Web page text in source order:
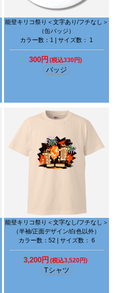
能登キリコ祭り＜文字あり/フチなし＞
（缶バッジ）
カラー数：1 | サイズ数： 1
300円 (税込330円)
バッジ
能登キリコ祭り＜文字なし/フチなし＞
（半袖/正面デザイン/白色以外）
カラー数：52 | サイズ数： 6
3,200円 (税込3,520円)
Tシャツ